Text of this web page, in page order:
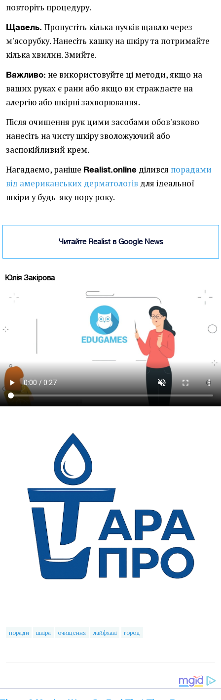
повторіть процедуру.
Щавель. Пропустіть кілька пучків щавлю через
м'ясорубку. Нанесіть кашку на шкіру та потримайте
кілька хвилин. Змийте.
Важливо: не використовуйте ці методи, якщо на
ваших руках є рани або якщо ви страждаєте на
алергію або шкірні захворювання.
Після очищення рук цими засобами обов'язково
нанесіть на чисту шкіру зволожуючий або
заспокійливий крем.
Нагадаємо, раніше Realist.online ділився порадами
від американських дерматологів для ідеальної
шкіри у будь-яку пору року.
Читайте Realist в Google News
Юлія Закірова
поради шкіра очищення лайфхакі город